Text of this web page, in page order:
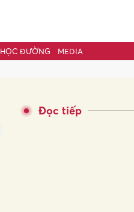
HỌC ĐƯỜNG MEDIA
Đọc tiếp